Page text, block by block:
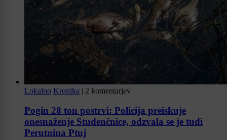
Lokalno Kronika | 2 komentarjev
Pogin 28 ton postrvi: Policija preiskuje
onesnaženje Studenčnice, odzvala se je tudi
Perutnina Ptuj